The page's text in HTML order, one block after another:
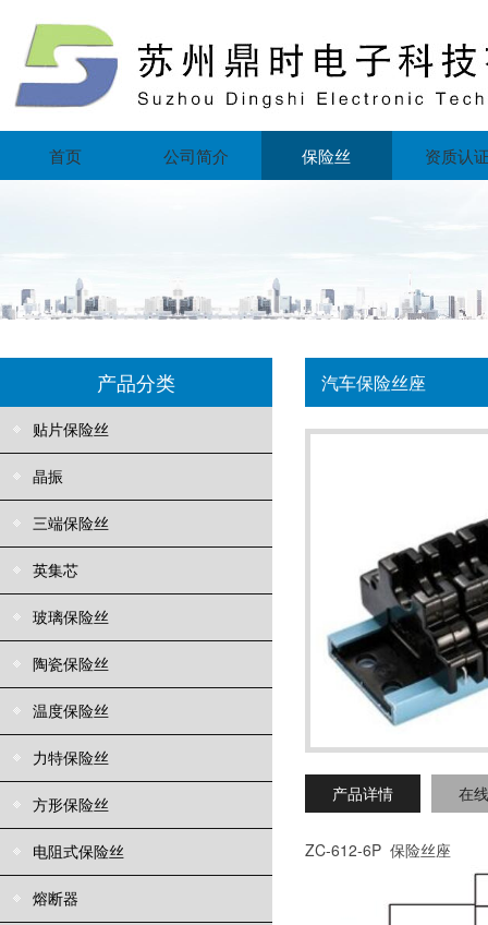
首页 公司简介 保险丝 资质认
产品分类
贴片保险丝
晶振
三端保险丝
英集芯
玻璃保险丝
陶瓷保险丝
温度保险丝
力特保险丝
方形保险丝
电阻式保险丝
熔断器
汽车保险丝座
产品详情 在
ZC-612-6P 保险丝座